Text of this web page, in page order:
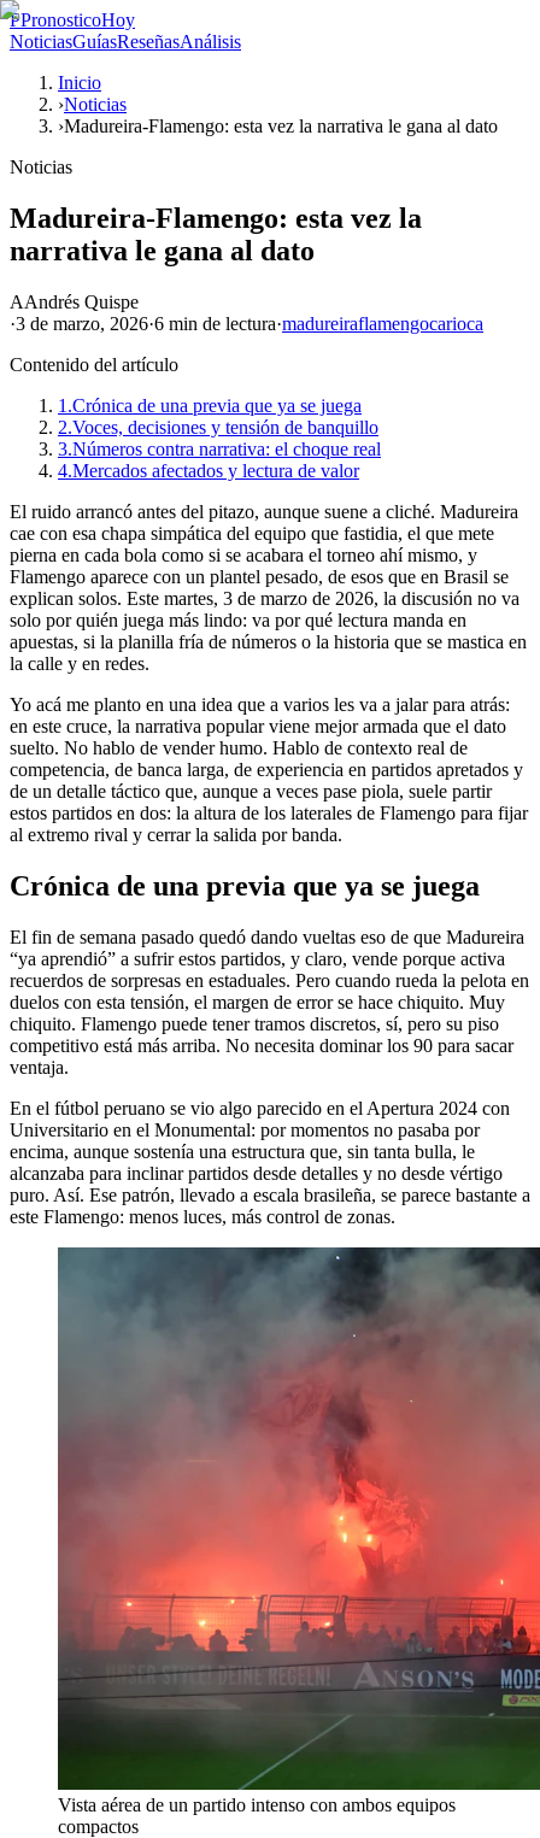
PPronosticoHoy
NoticiasGuíasReseñasAnálisis
Inicio
›Noticias
›Madureira-Flamengo: esta vez la narrativa le gana al dato
Noticias
Madureira-Flamengo: esta vez la
narrativa le gana al dato
AAndrés Quispe
·3 de marzo, 2026·6 min de lectura·madureiraflamengocarioca
Contenido del artículo
1.Crónica de una previa que ya se juega
2.Voces, decisiones y tensión de banquillo
3.Números contra narrativa: el choque real
4.Mercados afectados y lectura de valor
El ruido arrancó antes del pitazo, aunque suene a cliché. Madureira
cae con esa chapa simpática del equipo que fastidia, el que mete
pierna en cada bola como si se acabara el torneo ahí mismo, y
Flamengo aparece con un plantel pesado, de esos que en Brasil se
explican solos. Este martes, 3 de marzo de 2026, la discusión no va
solo por quién juega más lindo: va por qué lectura manda en
apuestas, si la planilla fría de números o la historia que se mastica en
la calle y en redes.
Yo acá me planto en una idea que a varios les va a jalar para atrás:
en este cruce, la narrativa popular viene mejor armada que el dato
suelto. No hablo de vender humo. Hablo de contexto real de
competencia, de banca larga, de experiencia en partidos apretados y
de un detalle táctico que, aunque a veces pase piola, suele partir
estos partidos en dos: la altura de los laterales de Flamengo para fijar
al extremo rival y cerrar la salida por banda.
Crónica de una previa que ya se juega
El fin de semana pasado quedó dando vueltas eso de que Madureira
“ya aprendió” a sufrir estos partidos, y claro, vende porque activa
recuerdos de sorpresas en estaduales. Pero cuando rueda la pelota en
duelos con esta tensión, el margen de error se hace chiquito. Muy
chiquito. Flamengo puede tener tramos discretos, sí, pero su piso
competitivo está más arriba. No necesita dominar los 90 para sacar
ventaja.
En el fútbol peruano se vio algo parecido en el Apertura 2024 con
Universitario en el Monumental: por momentos no pasaba por
encima, aunque sostenía una estructura que, sin tanta bulla, le
alcanzaba para inclinar partidos desde detalles y no desde vértigo
puro. Así. Ese patrón, llevado a escala brasileña, se parece bastante a
este Flamengo: menos luces, más control de zonas.
Vista aérea de un partido intenso con ambos equipos
compactos